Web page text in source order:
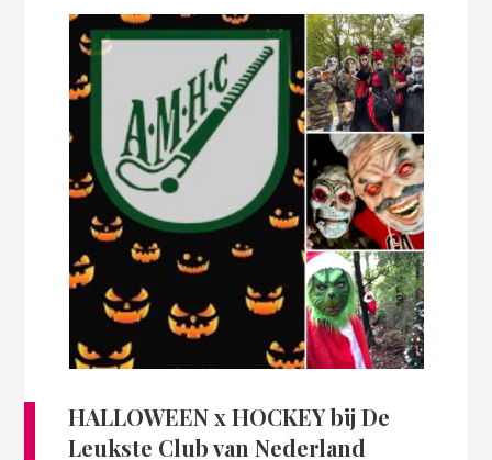
HALLOWEEN x HOCKEY bij De
Leukste Club van Nederland